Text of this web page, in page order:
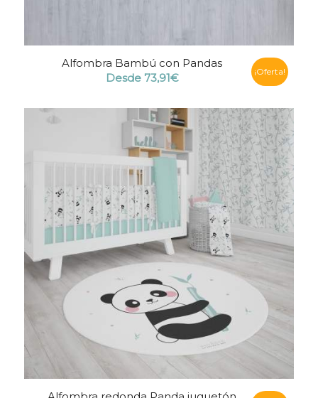
Alfombra Bambú con Pandas
Desde 73,91€ ¡Oferta!